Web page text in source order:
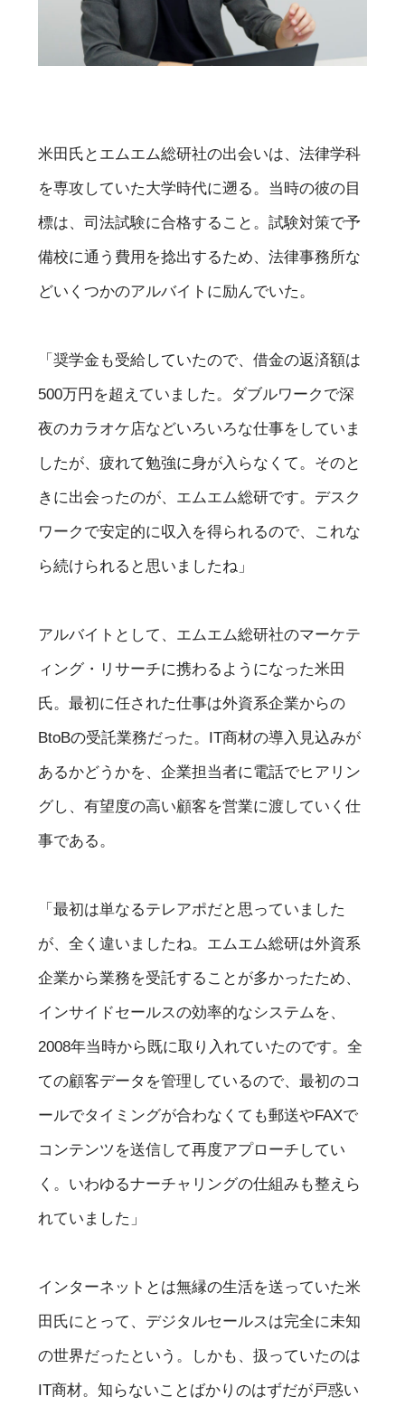
米田氏とエムエム総研社の出会いは、法律学科
を専攻していた大学時代に遡る。当時の彼の目
標は、司法試験に合格すること。試験対策で予
備校に通う費用を捻出するため、法律事務所な
どいくつかのアルバイトに励んでいた。
「奨学金も受給していたので、借金の返済額は
500万円を超えていました。ダブルワークで深
夜のカラオケ店などいろいろな仕事をしていま
したが、疲れて勉強に身が入らなくて。そのと
きに出会ったのが、エムエム総研です。デスク
ワークで安定的に収入を得られるので、これな
ら続けられると思いましたね」
アルバイトとして、エムエム総研社のマーケテ
ィング・リサーチに携わるようになった米田
氏。最初に任された仕事は外資系企業からの
BtoBの受託業務だった。IT商材の導入見込みが
あるかどうかを、企業担当者に電話でヒアリン
グし、有望度の高い顧客を営業に渡していく仕
事である。
「最初は単なるテレアポだと思っていました
が、全く違いましたね。エムエム総研は外資系
企業から業務を受託することが多かったため、
インサイドセールスの効率的なシステムを、
2008年当時から既に取り入れていたのです。全
ての顧客データを管理しているので、最初のコ
ールでタイミングが合わなくても郵送やFAXで
コンテンツを送信して再度アプローチしてい
く。いわゆるナーチャリングの仕組みも整えら
れていました」
インターネットとは無縁の生活を送っていた米
田氏にとって、デジタルセールスは完全に未知
の世界だったという。しかも、扱っていたのは
IT商材。知らないことばかりのはずだが戸惑い